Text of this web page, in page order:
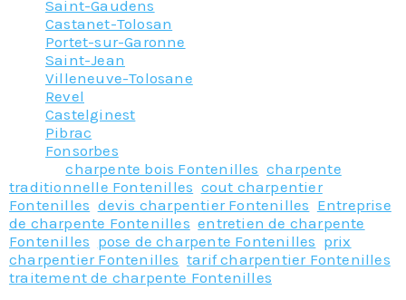
Saint-Gaudens
Castanet-Tolosan
Portet-sur-Garonne
Saint-Jean
Villeneuve-Tolosane
Revel
Castelginest
Pibrac
Fonsorbes
Taggedcharpente bois Fontenilles ,charpente
traditionnelle Fontenilles cout charpentier
Fontenilles devis charpentier Fontenilles Entreprise
de charpente Fontenilles ,entretien de charpente
Fontenilles pose de charpente Fontenilles prix
charpentier Fontenilles ,tarif charpentier Fontenilles
traitement de charpente Fontenilles